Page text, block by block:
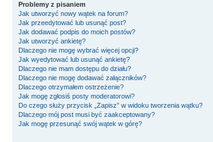
Problemy z pisaniem
Jak utworzyć nowy wątek na forum?
Jak przeedytować lub usunąć post?
Jak dodawać podpis do moich postów?
Jak utworzyć ankietę?
Dlaczego nie mogę wybrać więcej opcji?
Jak wyedytować lub usunąć ankietę?
Dlaczego nie mam dostępu do działu?
Dlaczego nie mogę dodawać załączników?
Dlaczego otrzymałem ostrzeżenie?
Jak mogę zgłosiś posty moderatorowi?
Do czego służy przycisk „Zapisz” w widoku tworzenia wątku?
Dlaczego mój post musi być zaakceptowany?
Jak mogę przesunąć swój wątek w górę?